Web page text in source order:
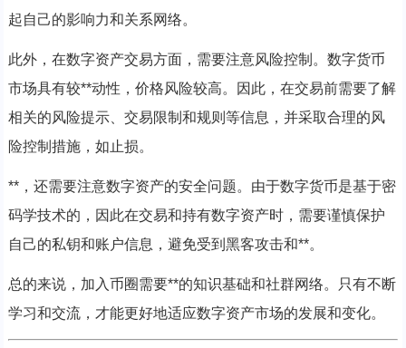
起自己的影响力和关系网络。
此外，在数字资产交易方面，需要注意风险控制。数字货币
市场具有较**动性，价格风险较高。因此，在交易前需要了解
相关的风险提示、交易限制和规则等信息，并采取合理的风
险控制措施，如止损。
**，还需要注意数字资产的安全问题。由于数字货币是基于密
码学技术的，因此在交易和持有数字资产时，需要谨慎保护
自己的私钥和账户信息，避免受到黑客攻击和**。
总的来说，加入币圈需要**的知识基础和社群网络。只有不断
学习和交流，才能更好地适应数字资产市场的发展和变化。